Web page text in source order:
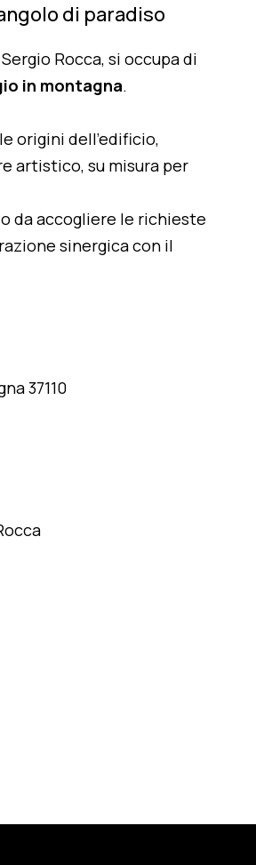
di paradiso
Rocca, si occupa di
in montagna.
origini dell'edificio,
artistico, su misura per
da accogliere le richieste
sinergica con il